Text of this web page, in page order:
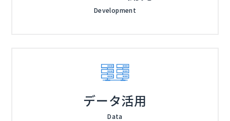
Development
データ活用
Data